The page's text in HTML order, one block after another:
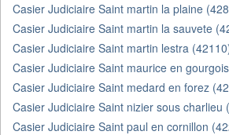
Casier Judiciaire Saint martin la plaine
Casier Judiciaire Saint martin la sauvete
Casier Judiciaire Saint martin lestra
Casier Judiciaire Saint maurice en
Casier Judiciaire Saint medard en forez
Casier Judiciaire Saint nizier sous charlieu
Casier Judiciaire Saint paul en cornillon